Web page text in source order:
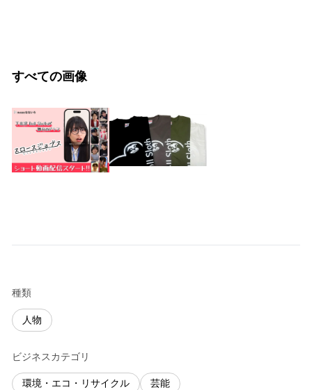
すべての画像
種類
人物
ビジネスカテゴリ
環境・エコ・リサイクル 芸能